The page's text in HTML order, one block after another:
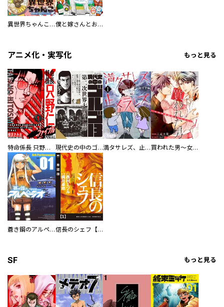
異世界ちゃんこ～横綱目前に召喚されたんだが～ 【連載版】 僕と嫁さんとお酒の関係
アニメ化・実写化 もっと見る
特命係長 只野仁ファイナル 愛蔵版 現代史の中のゴルゴ13 満タサレズ、止メラレズ 買われた男～女性限定快感セラピスト～【描き下ろしおまけ付き特装版】
蒼き鋼のアルペジオ 信長のシェフ【単話版】
SF もっと見る